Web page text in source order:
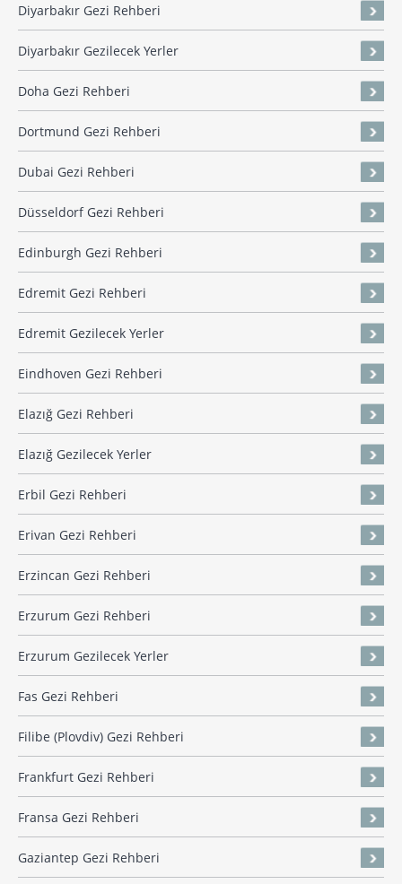
Diyarbakır Gezi Rehberi
Diyarbakır Gezilecek Yerler
Doha Gezi Rehberi
Dortmund Gezi Rehberi
Dubai Gezi Rehberi
Düsseldorf Gezi Rehberi
Edinburgh Gezi Rehberi
Edremit Gezi Rehberi
Edremit Gezilecek Yerler
Eindhoven Gezi Rehberi
Elazığ Gezi Rehberi
Elazığ Gezilecek Yerler
Erbil Gezi Rehberi
Erivan Gezi Rehberi
Erzincan Gezi Rehberi
Erzurum Gezi Rehberi
Erzurum Gezilecek Yerler
Fas Gezi Rehberi
Filibe (Plovdiv) Gezi Rehberi
Frankfurt Gezi Rehberi
Fransa Gezi Rehberi
Gaziantep Gezi Rehberi